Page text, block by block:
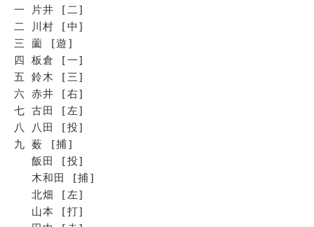
一 片井 [二]
二 川村 [中]
三 薗 [遊]
四 板倉 [一]
五 鈴木 [三]
六 赤井 [右]
七 古田 [左]
八 八田 [投]
九 薮 [捕]
飯田 [投]
木和田 [捕]
北畑 [左]
山本 [打]